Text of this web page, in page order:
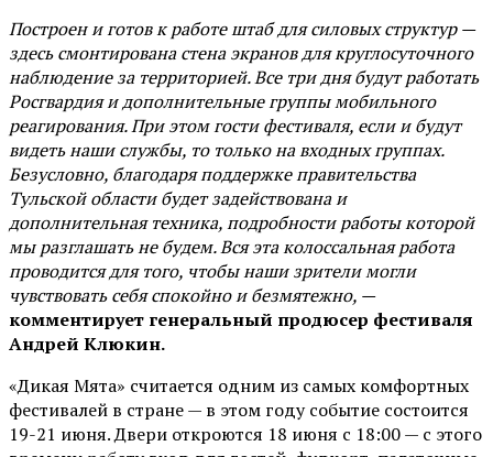
Построен и готов к работе штаб для силовых структур —
здесь смонтирована стена экранов для круглосуточного
наблюдение за территорией. Все три дня будут работать
Росгвардия и дополнительные группы мобильного
реагирования. При этом гости фестиваля, если и будут
видеть наши службы, то только на входных группах.
Безусловно, благодаря поддержке правительства
Тульской области будет задействована и
дополнительная техника, подробности работы которой
мы разглашать не будем. Вся эта колоссальная работа
проводится для того, чтобы наши зрители могли
чувствовать себя спокойно и безмятежно, —
комментирует генеральный продюсер фестиваля
Андрей Клюкин.
«Дикая Мята» считается одним из самых комфортных
фестивалей в стране — в этом году событие состоится
19-21 июня. Двери откроются 18 июня с 18:00 — с этого